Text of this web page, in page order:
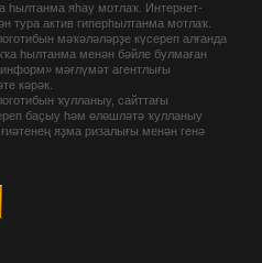
яһау мотлаҡ. Интернет-
тура актив гиперһылтанма мотлаҡ.
мәҡәләләрҙе күсереп алғанда
һылтанма менән бәйле булмаған
мәғлүмәт агентлығы
кәрәк.
ҡулланыу, сайттағы
баҫыу һәм өлөшләтә ҡулланыу
яҙма ризалығы менән генә